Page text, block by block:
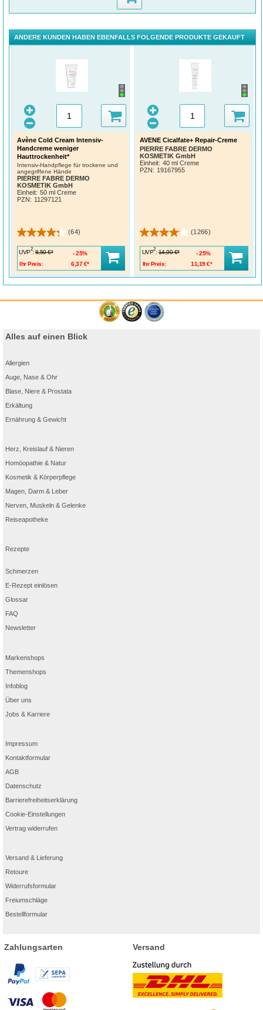
ANDERE KUNDEN HABEN EBENFALLS FOLGENDE PRODUKTE GEKAUFT
Avène Cold Cream Intensiv-
Handcreme weniger
Hauttrockenheit*
Intensiv-Handpflege für trockene und
angegriffene Hände
PIERRE FABRE DERMO
KOSMETIK GmbH
Einheit: 50 ml Creme
PZN: 11297121
(64)
UVP
2
: 8,50 €*
Ihr Preis:
6,37 €*
25%
AVENE Cicalfate+ Repair-Creme
PIERRE FABRE DERMO
KOSMETIK GmbH
Einheit: 40 ml Creme
PZN: 19167955
(1266)
UVP
2
: 14,90 €*
Ihr Preis:
11,19 €*
25%
Alles auf einen Blick
Allergien
Auge, Nase & Ohr
Blase, Niere & Prostata
Erkältung
Ernährung & Gewicht
Herz, Kreislauf & Nieren
Homöopathie & Natur
Kosmetik & Körperpflege
Magen, Darm & Leber
Nerven, Muskeln & Gelenke
Reiseapotheke
Rezepte
Schmerzen
E-Rezept einlösen
Glossar
FAQ
Newsletter
Markenshops
Themenshops
Infoblog
Über uns
Jobs & Karriere
Impressum
Kontaktformular
AGB
Datenschutz
Barrierefreiheitserklärung
Cookie-Einstellungen
Vertrag widerrufen
Versand & Lieferung
Retoure
Widerrufsformular
Freiumschläge
Bestellformular
Zahlungsarten Versand